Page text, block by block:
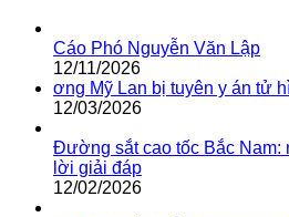
Cáo Phó Nguyễn Văn Lập
12/11/2026
ơng Mỹ Lan bị tuyên y án tử
12/03/2026
Đường sắt cao tốc Bắc Nam:
lời giải đáp
12/02/2026